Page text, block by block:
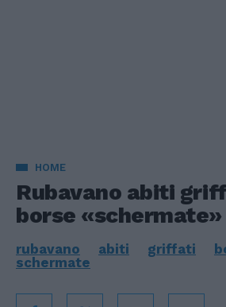
HOME
Rubavano abiti
borse «schermate»
rubavano abiti griffati
schermate